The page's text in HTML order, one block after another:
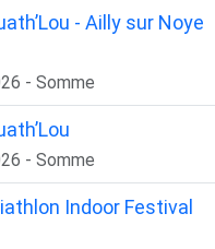
- Ailly sur Noye
- Somme
- Somme
Indoor Festival